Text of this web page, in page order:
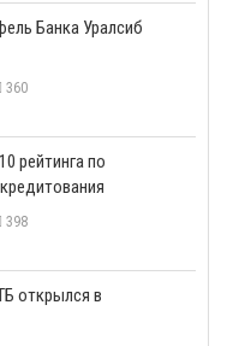
Банка Уралсиб
360
рейтинга по
398
открылся в